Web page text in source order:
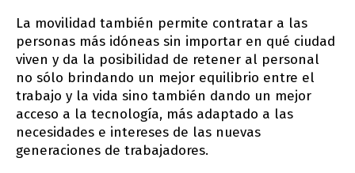
La movilidad también permite contratar a las
personas más idóneas sin importar en qué ciudad
viven y da la posibilidad de retener al personal
no sólo brindando un mejor equilibrio entre el
trabajo y la vida sino también dando un mejor
acceso a la tecnología, más adaptado a las
necesidades e intereses de las nuevas
generaciones de trabajadores.